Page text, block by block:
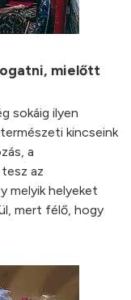
mielőtt
sokáig ilyen
kincseink
a
az
melyik helyeket
mert félő, hogy